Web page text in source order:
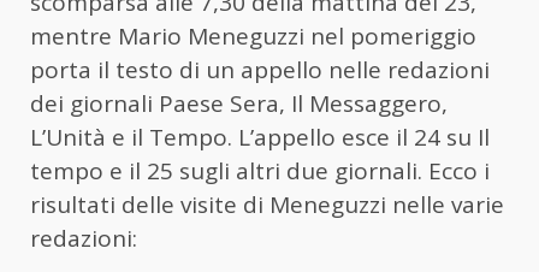
mentre Mario Meneguzzi nel pomeriggio
porta il testo di un appello nelle redazioni
dei giornali Paese Sera, Il Messaggero,
L’Unità e il Tempo. L’appello esce il 24 su Il
tempo e il 25 sugli altri due giornali. Ecco i
risultati delle visite di Meneguzzi nelle varie
redazioni: